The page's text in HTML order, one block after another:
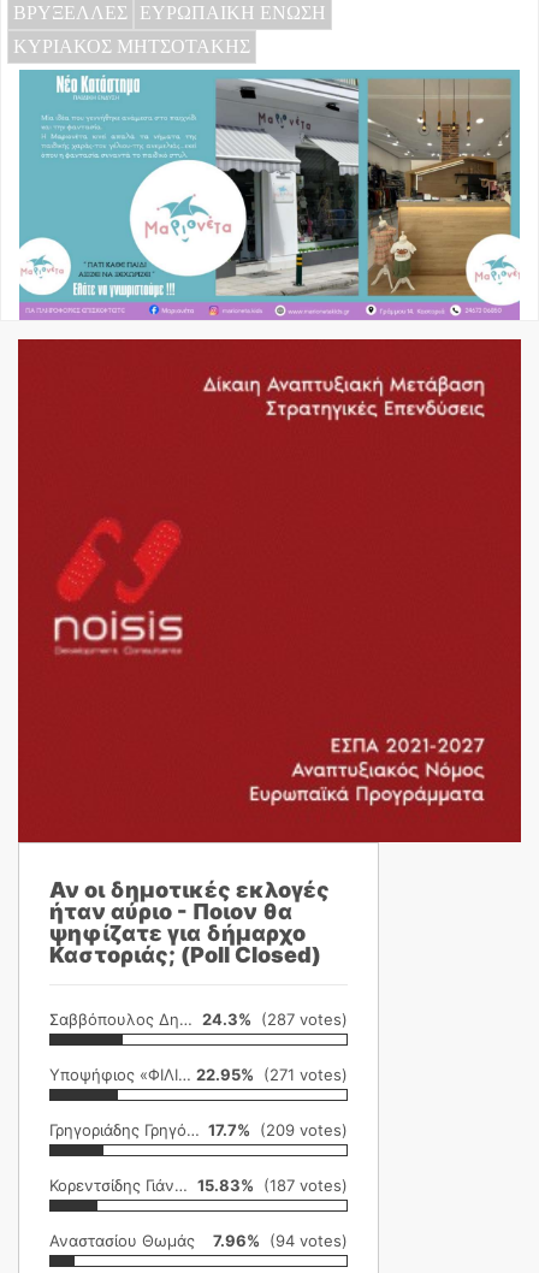
ΒΡΥΞΕΛΛΕΣ
ΕΥΡΩΠΑΙΚΗ ΕΝΩΣΗ
ΚΥΡΙΑΚΟΣ ΜΗΤΣΟΤΑΚΗΣ
Αν οι δημοτικές εκλογές
ήταν αύριο - Ποιον θα
ψηφίζατε για δήμαρχο
Καστοριάς; (Poll Closed)
Σαββόπουλος Δημήτρης 24.3% (287 votes)
Υποψήφιος «ΦΙΛΙΚΗ ΕΤΑΙΡΕΙΑ» 22.95% (271 votes)
Γρηγοριάδης Γρηγόρης 17.7% (209 votes)
Κορεντσίδης Γιάννης 15.83% (187 votes)
Αναστασίου Θωμάς 7.96% (94 votes)